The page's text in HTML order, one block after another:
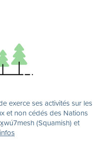
exerce ses activités sur les
et non cédés des Nations
(Squamish) et